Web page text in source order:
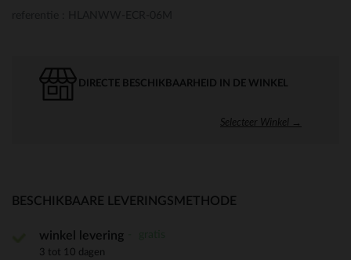
DIRECTE BESCHIKBAARHEID IN DE WINKEL
Selecteer Winkel →
BESCHIKBAARE LEVERINGSMETHODE
winkel levering
3 tot 10 dagen